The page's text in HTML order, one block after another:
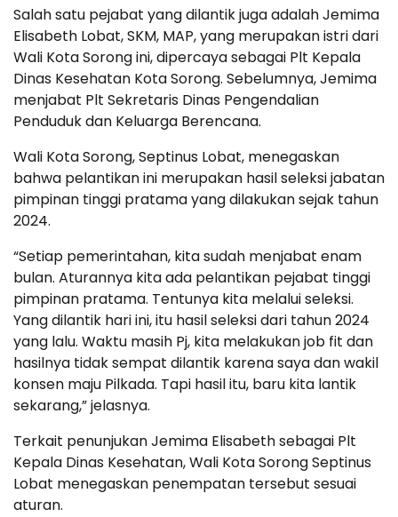
Salah satu pejabat yang dilantik juga adalah Jemima
Elisabeth Lobat, SKM, MAP, yang merupakan istri dari
Wali Kota Sorong ini, dipercaya sebagai Plt Kepala
Dinas Kesehatan Kota Sorong. Sebelumnya, Jemima
menjabat Plt Sekretaris Dinas Pengendalian
Penduduk dan Keluarga Berencana.
Wali Kota Sorong, Septinus Lobat, menegaskan
bahwa pelantikan ini merupakan hasil seleksi jabatan
pimpinan tinggi pratama yang dilakukan sejak tahun
2024.
“Setiap pemerintahan, kita sudah menjabat enam
bulan. Aturannya kita ada pelantikan pejabat tinggi
pimpinan pratama. Tentunya kita melalui seleksi.
Yang dilantik hari ini, itu hasil seleksi dari tahun 2024
yang lalu. Waktu masih Pj, kita melakukan job fit dan
hasilnya tidak sempat dilantik karena saya dan wakil
konsen maju Pilkada. Tapi hasil itu, baru kita lantik
sekarang,” jelasnya.
Terkait penunjukan Jemima Elisabeth sebagai Plt
Kepala Dinas Kesehatan, Wali Kota Sorong Septinus
Lobat menegaskan penempatan tersebut sesuai
aturan.